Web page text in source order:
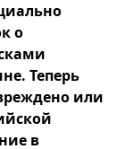
о
Теперь
или
в